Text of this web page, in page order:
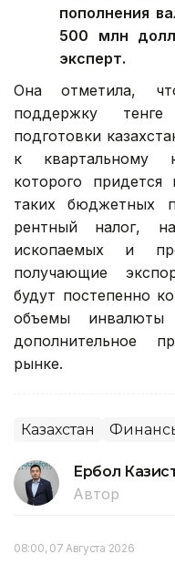
пополнения
500 млн
эксперт.
Она отметила,
поддержку
подготовки
к квартальному
которого
таких бюджетных
рентный налог,
ископаемых и
получающие
будут постепенно
объемы
дополнительное
рынке.
Казахстан
Ербол
Автор
08:00, 07 Августа 2026